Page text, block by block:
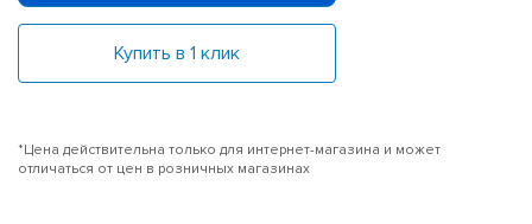
Купить в 1 клик
*Цена действительна только для интернет-магазина и может
отличаться от цен в розничных магазинах